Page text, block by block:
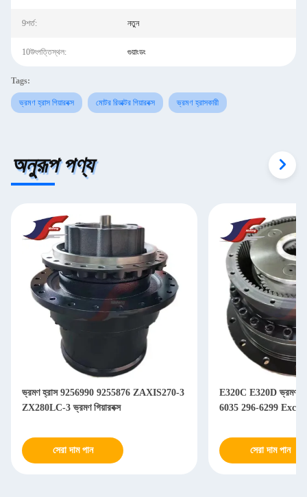
9শর্ত: নতুন
10উৎপত্তিস্থল: গুয়াংডং
Tags:
ভ্রমণ হ্রাস গিয়ারবক্স মোটর রিডাক্টর গিয়ারবক্স ভ্রমণ হ্রাসকারী
অনুরূপ পণ্য
E320C E320D ভ্রমণ হ্রাস গিয়ারবক্স 227-
6035 296-6299 Excavator জন্য
সেরা দাম পান
ভ্রমণ হ্রাস গিয়ার বক্স
SH200A3 LNM0389
সেরা দাম পান